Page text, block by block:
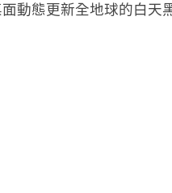
動態更新全地球的白天